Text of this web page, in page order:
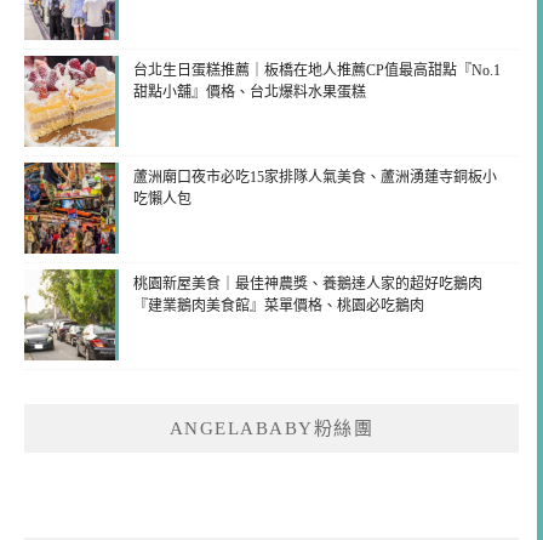
台北生日蛋糕推薦｜板橋在地人推薦CP值最高甜點『No.1
甜點小舖』價格、台北爆料水果蛋糕
蘆洲廟口夜市必吃15家排隊人氣美食、蘆洲湧蓮寺銅板小
吃懶人包
桃園新屋美食｜最佳神農獎、養鵝達人家的超好吃鵝肉
『建業鵝肉美食館』菜單價格、桃園必吃鵝肉
ANGELABABY粉絲團